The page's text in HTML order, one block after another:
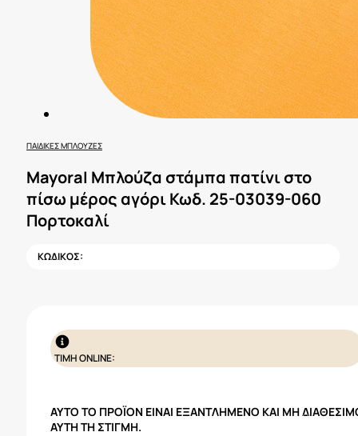
ΠΑΙΔΙΚΈΣ ΜΠΛΟΎΖΕΣ
Mayoral Μπλούζα στάμπα πατίνι στο
πίσω μέρος αγόρι Κωδ. 25-03039-060
Πορτοκαλί
ΚΩΔΙΚΟΣ:
ΤΙΜΗ ONLINE:
ΑΥΤΌ ΤΟ ΠΡΟΪΌΝ ΕΊΝΑΙ ΕΞΑΝΤΛΗΜΈΝΟ ΚΑΙ ΜΗ
ΑΥΤΉ ΤΗ ΣΤΙΓΜΉ.